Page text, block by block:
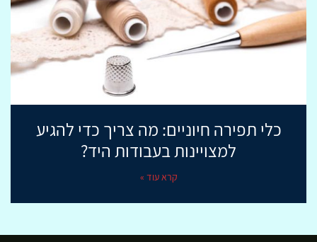
כלי תפירה חיוניים: מה צריך כדי להגיע
למצויינות בעבודות היד?
קרא עוד »